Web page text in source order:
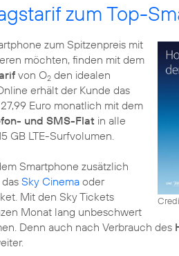
zum Top-
zum Spitzenpreis mit
möchten, finden mit dem
von O2 den idealen
erhält der Kunde das
Euro monatlich mit dem
und SMS-Flat in alle
GB LTE-Surfvolumen.
Smartphone zusätzlich
Sky Cinema oder
Mit den Sky Tickets
Monat lang unbeschwert
Denn auch nach Verbrauch des